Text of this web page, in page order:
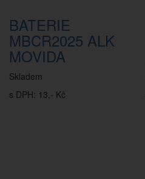
BATERIE
MBCR2025 ALK
MOVIDA
Skladem
s DPH: 13,- Kč